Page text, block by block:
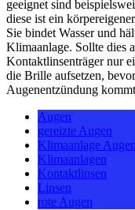
geeignet sind
diese ist ein
Sie bindet Wasser und
Klimaanlage. Sollte dies
Kontaktlinsenträger nur
die Brille aufsetzen,
Augenentzündung
Augen
gereizte Augen
Klimaanlage Augen
Klimaanlagen
Kontaktlinsen
Linsen
rote Augen